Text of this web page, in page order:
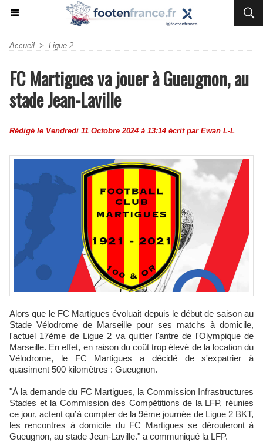
Accueil > Ligue 2
FC Martigues va jouer à Gueugnon, au
stade Jean-Laville
Rédigé le Vendredi 11 Octobre 2024 à 13:14 écrit par Ewan L-L
Alors que le FC Martigues évoluait depuis le début de saison au
Stade Vélodrome de Marseille pour ses matchs à domicile,
l'actuel 17ème de Ligue 2 va quitter l'antre de l'Olympique de
Marseille. En effet, en raison du coût trop élevé de la location du
Vélodrome, le FC Martigues a décidé de s'expatrier à
quasiment 500 kilomètres : Gueugnon.
"À la demande du FC Martigues, la Commission Infrastructures
Stades et la Commission des Compétitions de la LFP, réunies
ce jour, actent qu’à compter de la 9ème journée de Ligue 2 BKT,
les rencontres à domicile du FC Martigues se dérouleront à
Gueugnon, au stade Jean-Laville." a communiqué la LFP.